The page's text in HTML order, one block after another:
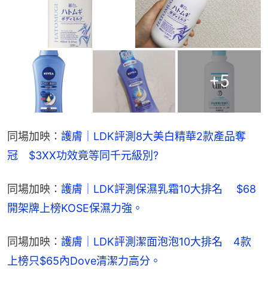
+5
同場加映： 護膚｜LDK評測8大美白精華2款產品奪
冠　$3XX功效竟等同千元級別?
同場加映： 護膚｜LDK評測保濕乳霜10大排名　 $68
開架牌上榜KOSE保濕力強。
同場加映： 護膚｜LDK評測潔面泡泡10大排名　4款
上榜只$65內Dove清潔力高分。